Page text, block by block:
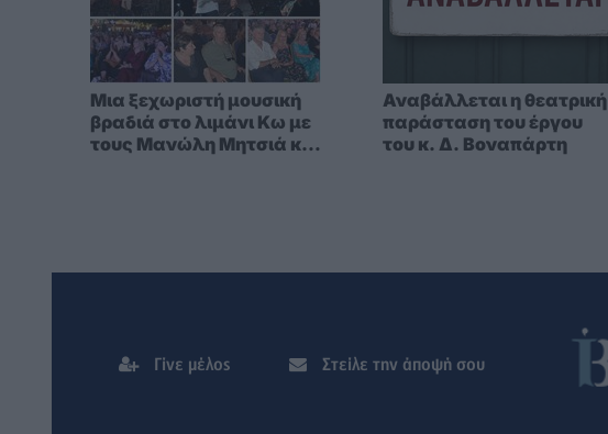
Μια ξεχωριστή μουσική
βραδιά στο λιμάνι Κω με
τους Μανώλη Μητσιά και
Αναβάλλεται η θεατρική
παράσταση του έργου
του κ. Δ. Βοναπάρτη
Γίνε μέλος Στείλε την άποψή σου